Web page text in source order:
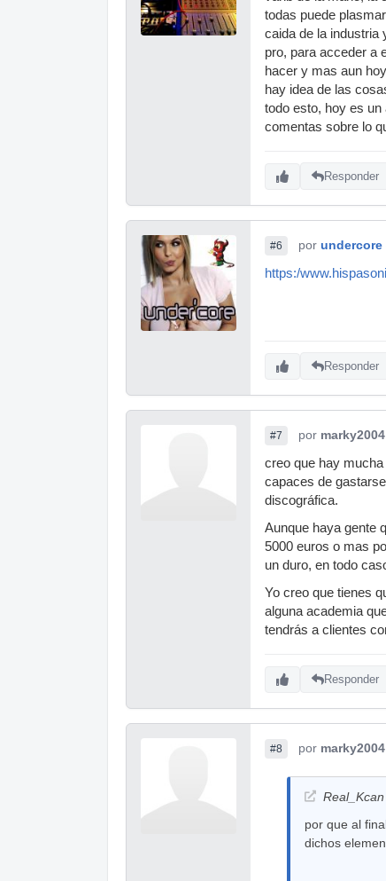
todas puede
caida de la industria
pro, para acceder a
hacer y mas aun
hay idea de las
todo esto, hoy es un
comentas sobre lo
Responder
#6 por undercore
https:/
Responder
#7 por marky2004
creo que hay
capaces de
discográfica.
Aunque haya gente
5000 euros o mas
un duro, en todo
Yo creo que tienes
alguna academia
tendrás a clientes
Responder
#8 por marky2004
por que al
dichos